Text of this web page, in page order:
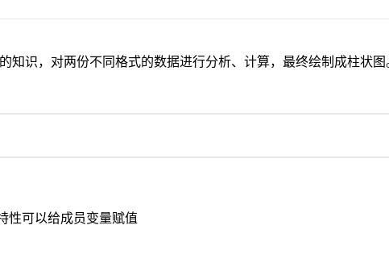
知识，对两份不同格式的数据进行分析、计算，最终绘制成柱状图
性可以给成员变量赋值